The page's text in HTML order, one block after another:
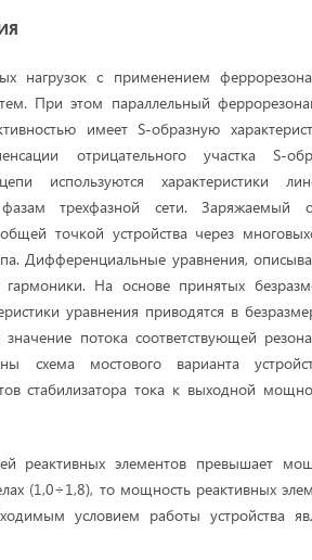
нагрузок с применением
При этом параллельный
имеет S-образную
отрицательного участка S-
используются характеристики
трехфазной сети. Заряжаемый
точкой устройства через
Дифференциальные уравнения,
На основе принятых
уравнения приводятся в
потока соответствующей
схема мостового варианта
стабилизатора тока к выходной
реактивных элементов превышает
(1,0÷1,8), то мощность реактивных
условием работы устройства